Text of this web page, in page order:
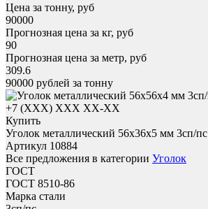
Цена за тонну, руб
90000
Прогнозная цена за кг, руб
90
Прогнозная цена за метр, руб
309.6
90000 рублей за тонну
+7 (XXX) ХХХ ХХ-ХХ
Купить
Уголок металлический 56x36х5 мм 3сп/пс
Артикул 10884
Все предложения в категории Уголок
ГОСТ
ГОСТ 8510-86
Марка стали